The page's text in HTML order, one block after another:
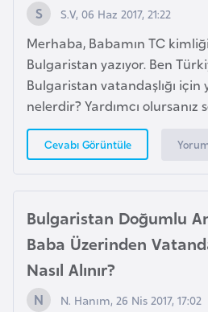
S.V, 06 Haz 2017, 21:22
Merhaba, Babamın TC
Bulgaristan yazıyor. Ben
Bulgaristan vatandaşlığı
nelerdir? Yardımcı olursanız
Cevabı Görüntüle
Bulgaristan Doğumlu
Baba Üzerinden
Nasıl Alınır?
N. Hanım, 26 Nis 2017, 17:02
y
K
o
r
e
G
ü
n
e
y
S
u
d